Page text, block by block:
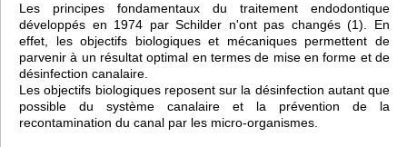
Les principes fondamentaux du traitement endodontique
développés en 1974 par Schilder n'ont pas changés (1). En
effet, les objectifs biologiques et mécaniques permettent de
parvenir à un résultat optimal en termes de mise en forme et de
désinfection canalaire.
Les objectifs biologiques reposent sur la désinfection autant que
possible du système canalaire et la prévention de la
recontamination du canal par les micro-organismes.